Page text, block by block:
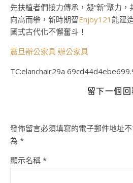
先扶植者們接力傳承，凝“新”聚力，
向高而攀，新時期智Enjoy121 能建
國式古代化不懈奮斗！
震旦辦公家具 辦公家具
TC:elanchair29a
留下一個回
發佈留言必須填寫的電子郵件地址不
為 *
顯示名稱 *